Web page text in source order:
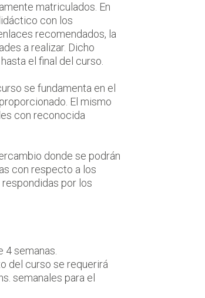
matriculados. En
con los
recomendados, la
a realizar. Dicho
el final del curso.
se fundamenta en el
El mismo
con reconocida
donde se podrán
con respecto a los
por los
4 semanas.
del curso se requerirá
semanales para el